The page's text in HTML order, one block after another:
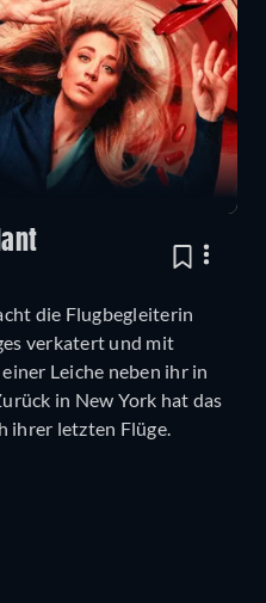
die Flugbegleiterin
verkatert und mit
Leiche neben ihr in
in New York hat das
ihrer letzten Flüge.